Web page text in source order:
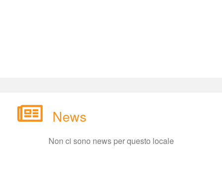
New
Non ci sono news per questo locale